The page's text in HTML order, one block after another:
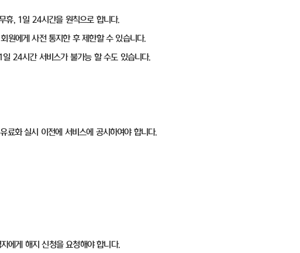
휴, 1일 24시간을 원칙으로 합니다.
원에게 사전 통지한 후 제한할 수 있습니다.
24시간 서비스가 불가능 할 수도 있습니다.
료화 실시 이전에 서비스에 공시하여야 합니다.
에게 해지 신청을 요청해야 합니다.